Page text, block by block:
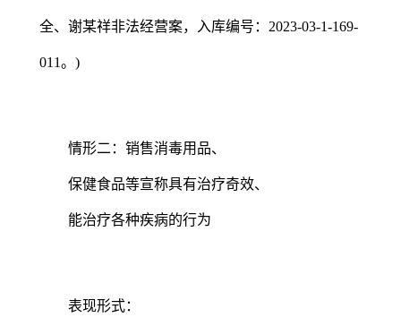
全、谢某祥非法经营案，入库编号：2023-03-1-169-
011。)
情形二：销售消毒用品、
保健食品等宣称具有治疗奇效、
能治疗各种疾病的行为
表现形式：